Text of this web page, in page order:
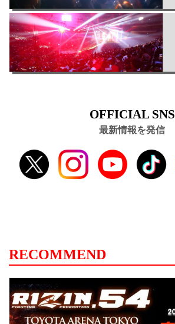
OFFICIAL SNS
最新情報を発信
RECOMMEND